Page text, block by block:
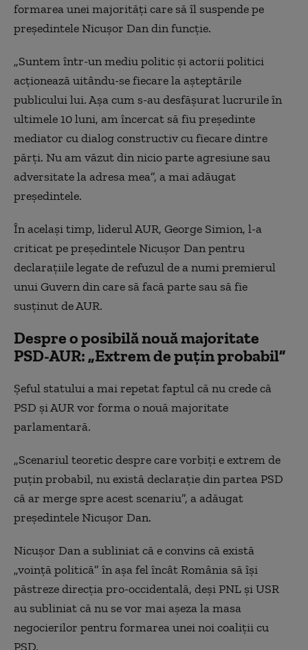
formarea unei majorități care să îl suspende pe
președintele Nicușor Dan din funcție.
„Suntem într-un mediu politic și actorii politici
acționează uitându-se fiecare la așteptările
publicului lui. Așa cum s-au desfășurat lucrurile în
ultimele 10 luni, am încercat să fiu președinte
mediator cu dialog constructiv cu fiecare dintre
părți. Nu am văzut din nicio parte agresiune sau
adversitate la adresa mea”, a mai adăugat
președintele.
În același timp, liderul AUR, George Simion, l-a
criticat pe președintele Nicușor Dan pentru
declarațiile legate de refuzul de a numi premierul
unui Guvern din care să facă parte sau să fie
susținut de AUR.
Despre o posibilă nouă majoritate
PSD-AUR: „Extrem de puțin probabil”
Șeful statului a mai repetat faptul că nu crede că
PSD și AUR vor forma o nouă majoritate
parlamentară.
„Scenariul teoretic despre care vorbiți e extrem de
puțin probabil, nu există declarație din partea PSD
că ar merge spre acest scenariu”, a adăugat
președintele Nicușor Dan.
Nicușor Dan a subliniat că e convins că există
„voință politică” în așa fel încât România să își
păstreze direcția pro-occidentală, deși PNL și USR
au subliniat că nu se vor mai așeza la masa
negocierilor pentru formarea unei noi coaliții cu
PSD.